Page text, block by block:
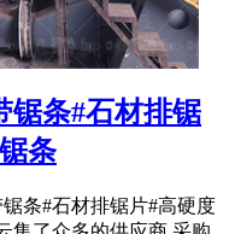
锯条#石材排锯
条
条#石材排锯片#高硬度